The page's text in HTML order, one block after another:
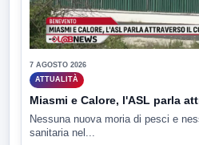
7 AGOSTO 2026
ATTUALITÀ
Miasmi e Calore, l'ASL parla
Nessuna nuova moria di pesci e
sanitaria nel...